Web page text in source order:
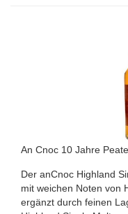
An Cnoc 10 Jahre
Der anCnoc Highland
mit weichen Noten von
ergänzt durch feinen